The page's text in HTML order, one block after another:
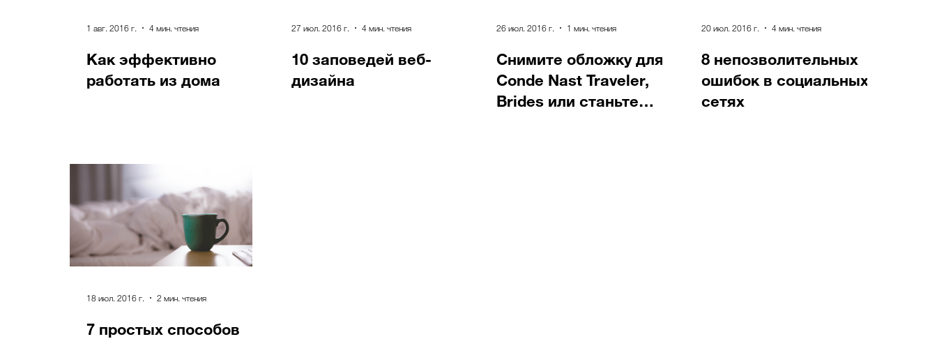
Как эффективно
работать из дома
1 авг. 2016 г. 4 мин. чтения
10 заповедей веб-
дизайна
27 июл. 2016 г. 4 мин. чтения
Снимите обложку для
Conde Nast Traveler,
Brides или станьте
26 июл. 2016 г. 1 мин. чтения
8 непозволительных
ошибок в социальных
сетях
20 июл. 2016 г. 4 мин. чтения
7 простых способов
18 июл. 2016 г. 2 мин. чтения